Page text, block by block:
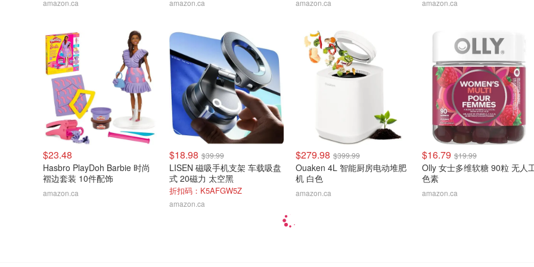
amazon.ca amazon.ca amazon.ca amazon.ca
$23.48
Hasbro PlayDoh Barbie 时尚
褶边套装 10件配饰
amazon.ca
$18.98 $39.99
LISEN 磁吸手机支架 车载吸盘
式 20磁力 太空黑
折扣码：K5AFGW5Z
amazon.ca
$279.98 $399.99
Ouaken 4L 智能厨房电动堆肥
机 白色
amazon.ca
$16.79 $19.99
Olly 女士多维软糖 90粒 无人
色素
amazon.ca